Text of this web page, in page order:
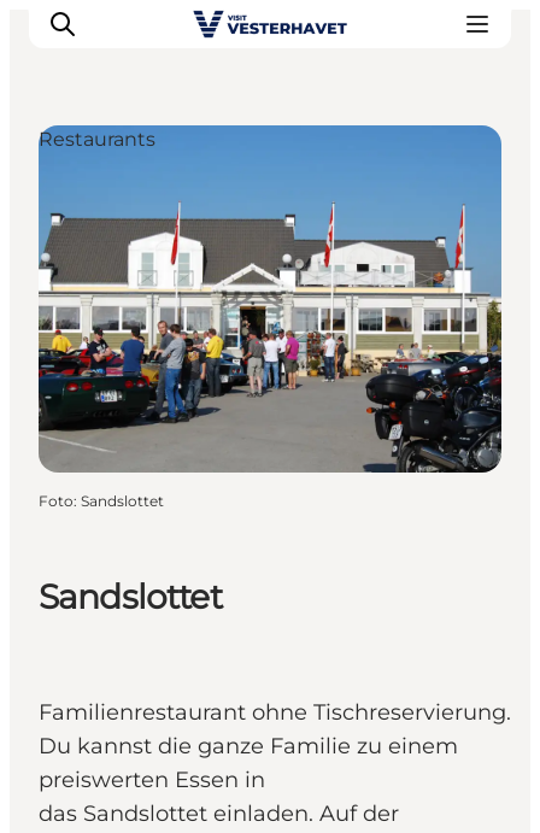
Events
Erlebnisse
Unsere Städte
Essen & Übernachtung
Tickets kaufen
Plane deine Reise
Sandslottet
Familienrestaurant ohne Tischreservierung.
Du kannst die ganze Familie zu einem
preiswerten Essen in
das Sandslottet einladen. Auf der
Restaurants
Foto: Sandslottet